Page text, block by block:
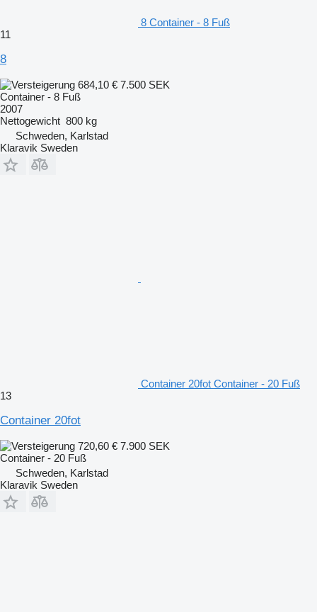
8 Container - 8 Fuß
11
8
684,10 € 7.500 SEK
Container - 8 Fuß
2007
Nettogewicht 800 kg
Schweden, Karlstad
Klaravik Sweden
Container 20fot Container - 20 Fuß
13
Container 20fot
720,60 € 7.900 SEK
Container - 20 Fuß
Schweden, Karlstad
Klaravik Sweden